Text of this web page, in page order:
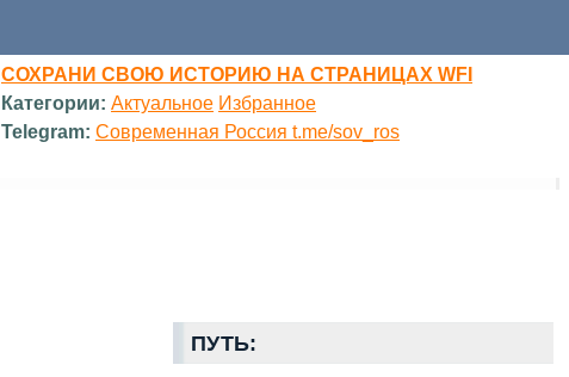
СОХРАНИ СВОЮ ИСТОРИЮ НА СТРАНИЦАХ WFI
Категории: Актуальное Избранное
Telegram: Современная Россия t.me/sov_ros
ПУТЬ: